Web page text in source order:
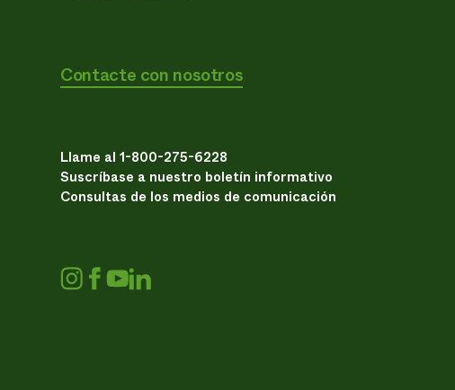
Contacte con nosotros
Llame al 1-800-275-6228
Suscríbase a nuestro boletín informativo
Consultas de los medios de comunicación